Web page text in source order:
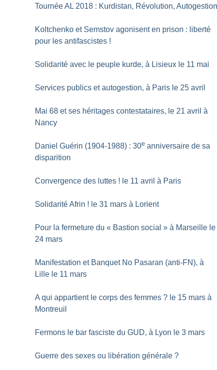
Tournée AL 2018 : Kurdistan, Révolution,
Koltchenko et Semstov agonisent en prison : liberté
pour les antifascistes !
Solidarité avec le peuple kurde, à Lisieux le 11 mai
Services publics et autogestion, à Paris le 25 avril
Mai 68 et ses héritages contestataires, le 21 avril à
Nancy
Daniel Guérin (1904-1988) : 30e anniversaire de sa
disparition
Convergence des luttes ! le 11 avril à Paris
Solidarité Afrin ! le 31 mars à Lorient
Pour la fermeture du « Bastion social » à Marseille le
24 mars
Manifestation et Banquet No Pasaran (anti-FN), à
Lille le 11 mars
A qui appartient le corps des femmes ? le 15 mars à
Montreuil
Fermons le bar fasciste du GUD, à Lyon le 3 mars
Guerre des sexes ou libération générale ?